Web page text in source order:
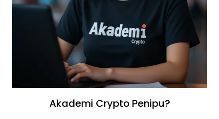
Akademi Crypto Penipu?